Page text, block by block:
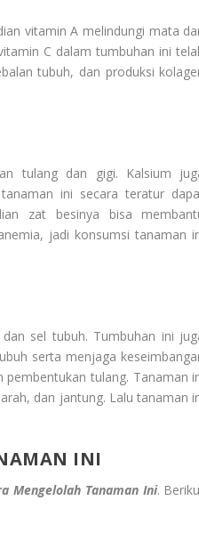
vitamin A melindungi mata
C dalam tumbuhan ini
tubuh, dan produksi
tulang dan gigi. Kalsium
ini secara teratur
zat besinya bisa
jadi konsumsi tanaman
sel tubuh. Tumbuhan ini
serta menjaga
tulang. Tanaman
dan jantung. Lalu tanaman
INI
Mengelolah Tanaman Ini.